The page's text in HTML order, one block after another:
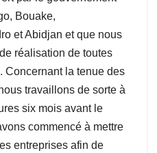
Bouake,
et Abidjan et que nous
réalisation de toutes
Concernant la tenue des
travaillons de sorte à
six mois avant le
commencé à mettre
entreprises afin de